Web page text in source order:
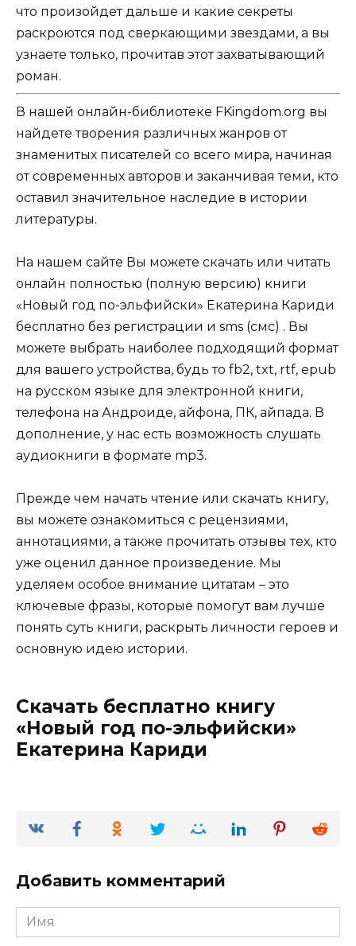
что произойдет дальше и какие секреты
раскроются под сверкающими звездами, а вы
узнаете только, прочитав этот захватывающий
роман.
В нашей онлайн-библиотеке FKingdom.org вы
найдете творения различных жанров от
знаменитых писателей со всего мира, начиная
от современных авторов и заканчивая теми, кто
оставил значительное наследие в истории
литературы.
На нашем сайте Вы можете скачать или читать
онлайн полностью (полную версию) книги
«Новый год по-эльфийски» Екатерина Кариди
бесплатно без регистрации и sms (смс) . Вы
можете выбрать наиболее подходящий формат
для вашего устройства, будь то fb2, txt, rtf, epub
на русском языке для электронной книги,
телефона на Андроиде, айфона, ПК, айпада. В
дополнение, у нас есть возможность слушать
аудиокниги в формате mp3.
Прежде чем начать чтение или скачать книгу,
вы можете ознакомиться с рецензиями,
аннотациями, а также прочитать отзывы тех, кто
уже оценил данное произведение. Мы
уделяем особое внимание цитатам – это
ключевые фразы, которые помогут вам лучше
понять суть книги, раскрыть личности героев и
основную идею истории.
Скачать бесплатно книгу
«Новый год по-эльфийски»
Екатерина Кариди
Добавить комментарий
Имя
*